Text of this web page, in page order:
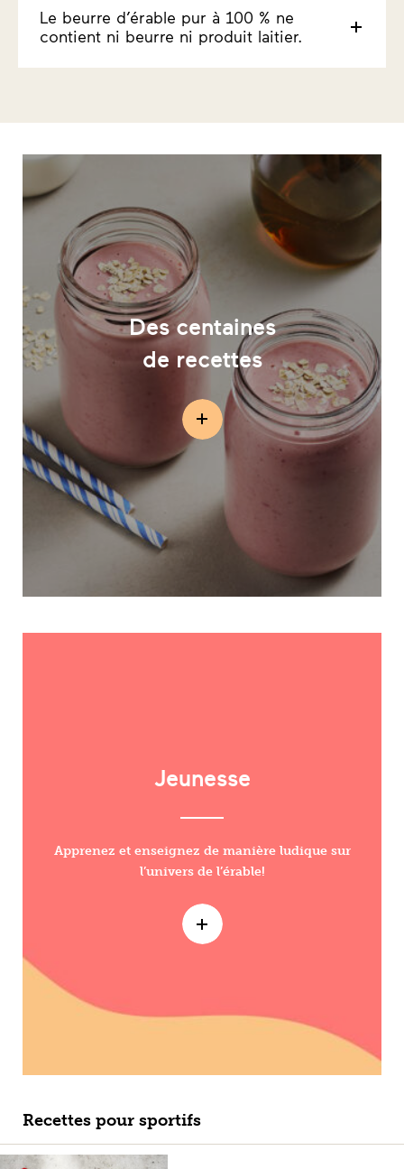
Le beurre d’érable pur à 100 % ne
contient ni beurre ni produit laitier.
Des centaines
de recettes
Jeunesse
Apprenez et enseignez de manière ludique sur
l’univers de l’érable!
Recettes pour sportifs